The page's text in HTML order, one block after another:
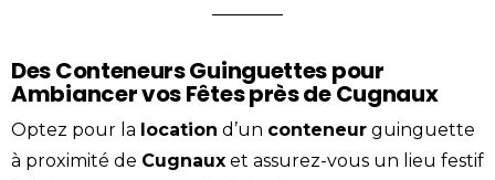
Des Conteneurs Guinguettes pour
Ambiancer vos Fêtes près de Cugnaux
Optez pour la location d’un conteneur guinguette
à proximité de Cugnaux et assurez-vous un lieu festif